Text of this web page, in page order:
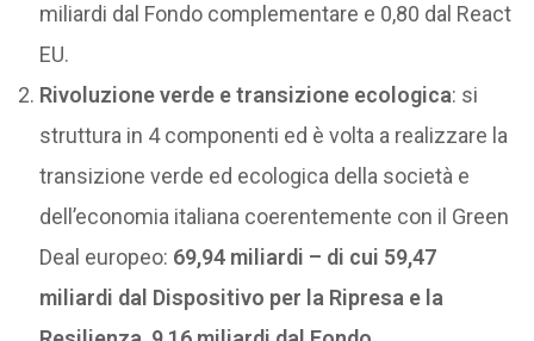
miliardi dal Fondo complementare e 0,80 dal React
EU.
Rivoluzione verde e transizione ecologica: si
struttura in 4 componenti ed è volta a realizzare la
transizione verde ed ecologica della società e
dell’economia italiana coerentemente con il Green
Deal europeo: 69,94 miliardi – di cui 59,47
miliardi dal Dispositivo per la Ripresa e la